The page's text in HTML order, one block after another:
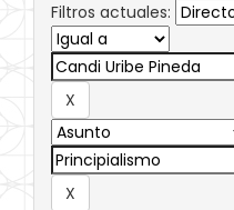
Filtros actuales: